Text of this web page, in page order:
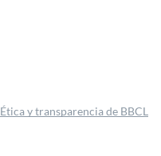
Ética y transparencia de BBCL